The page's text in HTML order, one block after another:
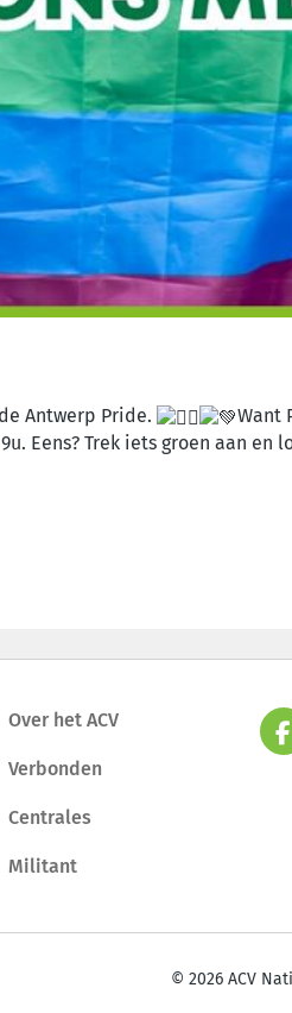
Antwerp Pride.
Want
Eens? Trek iets groen aan en
Over het ACV
Verbonden
Centrales
Militant
© 2026 ACV